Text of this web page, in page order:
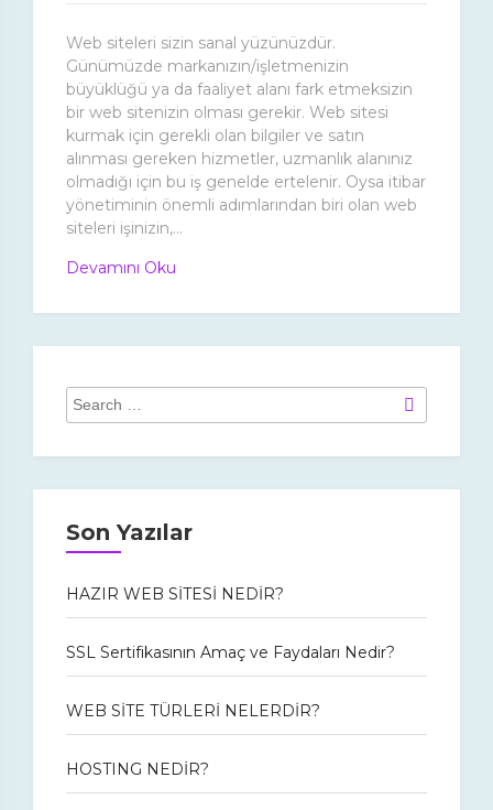
Web siteleri sizin sanal yüzünüzdür.
Günümüzde markanızın/işletmenizin
büyüklüğü ya da faaliyet alanı fark etmeksizin
bir web sitenizin olması gerekir. Web sitesi
kurmak için gerekli olan bilgiler ve satın
alınması gereken hizmetler, uzmanlık alanınız
olmadığı için bu iş genelde ertelenir. Oysa itibar
yönetiminin önemli adımlarından biri olan web
siteleri işinizin,...
Devamını Oku
Ara:
Son Yazılar
HAZIR WEB SİTESİ NEDİR?
SSL Sertifikasının Amaç ve Faydaları Nedir?
WEB SİTE TÜRLERİ NELERDİR?
HOSTING NEDİR?